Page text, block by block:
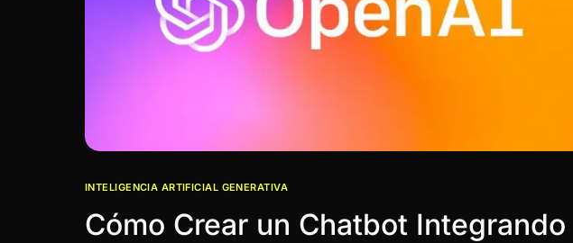
INTELIGENCIA ARTIFICIAL GENERATIVA
Cómo Crear un Chatbot Integrando